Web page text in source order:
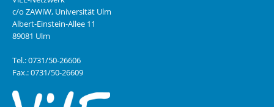
c/o ZAWiW, Universität Ulm
Albert-Einstein-Allee 11
89081 Ulm
Tel.: 0731/50-26606
Fax.: 0731/50-26609